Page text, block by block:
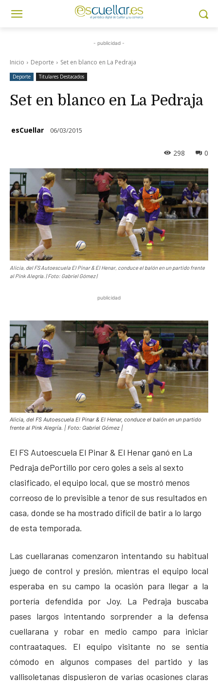
- publicidad -
Inicio Deporte Set en blanco en La Pedraja
Deporte Titulares Destacados
Set en blanco en La Pedraja
esCuellar 06/03/2015
0
298
Alicia, del FS Autoescuela El Pinar & El Henar, conduce el balón en un partido frente
al Pink Alegría. | Foto: Gabriel Gómez |
publicidad
Alicia, del FS Autoescuela El Pinar & El Henar, conduce el balón en un partido
frente al Pink Alegría. | Foto: Gabriel Gómez |
El FS Autoescuela El Pinar & El Henar ganó en La
Pedraja dePortillo por cero goles a seis al sexto
clasificado, el equipo local, que se mostró menos
correoso de lo previsible a tenor de sus resultados en
casa, donde se ha mostrado difícil de batir a lo largo
de esta temporada.
Las cuellaranas comenzaron intentando su habitual
juego de control y presión, mientras el equipo local
esperaba en su campo la ocasión para llegar a la
portería defendida por Joy. La Pedraja buscaba
pases largos intentando sorprender a la defensa
cuellarana y robar en medio campo para iniciar
contraataques. El equipo visitante no se sentía
cómodo en algunos compases del partido y las
vallisoletanas dispusieron de varias ocasiones claras